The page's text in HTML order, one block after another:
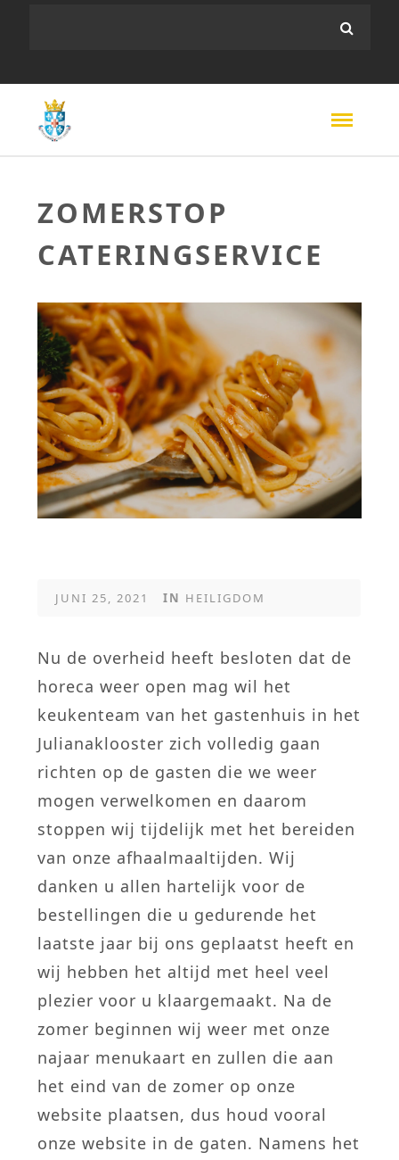
ZOMERSTOP
CATERINGSERVICE
JUNI 25, 2021 IN HEILIGDOM
Nu de overheid heeft besloten dat de
horeca weer open mag wil het
keukenteam van het gastenhuis in het
Julianaklooster zich volledig gaan
richten op de gasten die we weer
mogen verwelkomen en daarom
stoppen wij tijdelijk met het bereiden
van onze afhaalmaaltijden. Wij
danken u allen hartelijk voor de
bestellingen die u gedurende het
laatste jaar bij ons geplaatst heeft en
wij hebben het altijd met heel veel
plezier voor u klaargemaakt. Na de
zomer beginnen wij weer met onze
najaar menukaart en zullen die aan
het eind van de zomer op onze
website plaatsen, dus houd vooral
onze website in de gaten. Namens het